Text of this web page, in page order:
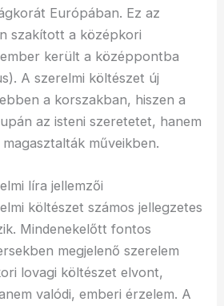
Európában. Ez az
szakított a középkori
került a középpontba
A szerelmi költészet új
a korszakban, hiszen a
az isteni szeretetet, hanem
műveikben.
líra jellemzői
költészet számos jellegzetes
Mindenekelőtt fontos
megjelenő szerelem
lovagi költészet elvont,
valódi, emberi érzelem. A